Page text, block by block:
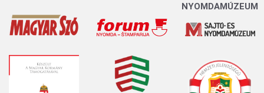
NYOMDAMÚZEUM